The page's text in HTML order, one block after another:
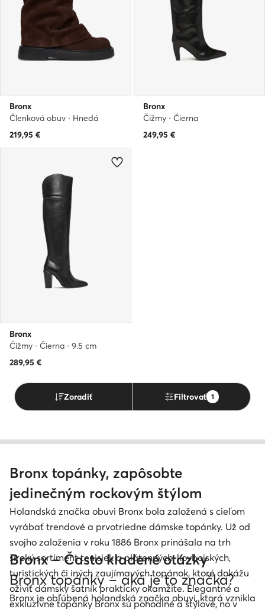
Bronx
Členková obuv · Hnedá
219,95 €
Bronx
Čižmy · Čierna
249,95 €
Bronx
Čižmy · Čierna · 9.5 cm
289,95 €
Zoradiť Filtrovať 1
Bronx topánky, zapôsobte
jedinečným rockovým štýlom
Holandská značka obuvi Bronx bola založená s cieľom
vyrábať trendové a prvotriedne dámske topánky. Už od
svojho založenia v roku 1886 Bronx prinášala na trh
široký sortiment tenisiek a plátenných, kovbojských,
turistických či iných zaujímavých topánok, ktoré dokážu
oživiť dámsky šatník prakticky okamžite. Elegantné a
exkluzívne topánky Bronx sú pohodlné a štýlové, no v
Bronx – Často kladené otázky
Bronx topánky – aká je to značka?
Bronx je obľúbená holandská značka obuvi, ktorá vznikla